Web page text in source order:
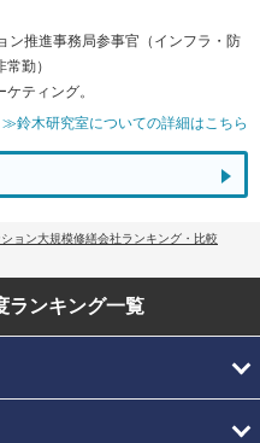
ン推進事務局参事官（インフラ・防
勤）
ティング。
≫鈴木研究室についての詳細はこちら
ョン大規模修繕会社ランキング・比較
ランキング一覧